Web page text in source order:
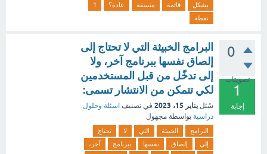
بشكل
قائمة منسقة عادة؟
1
نقطة
0
تصويتات
1
إجابة
البرامج الخبيثة التي لا تحتاج إلى
إلصاق نفسها ببرنامج آخر، ولا
إلى تدخّل من قبل المستخدمين
لكي تتمكن من الانتشار تسمى:
سُئل يناير 15، 2023 في تصنيف اسئلة وحلول
دراسية بواسطة مجهول
البرامج الخبيثة التي لا
تحتاج
إلى
إلصاق نفسها ببرنامج
آخر،